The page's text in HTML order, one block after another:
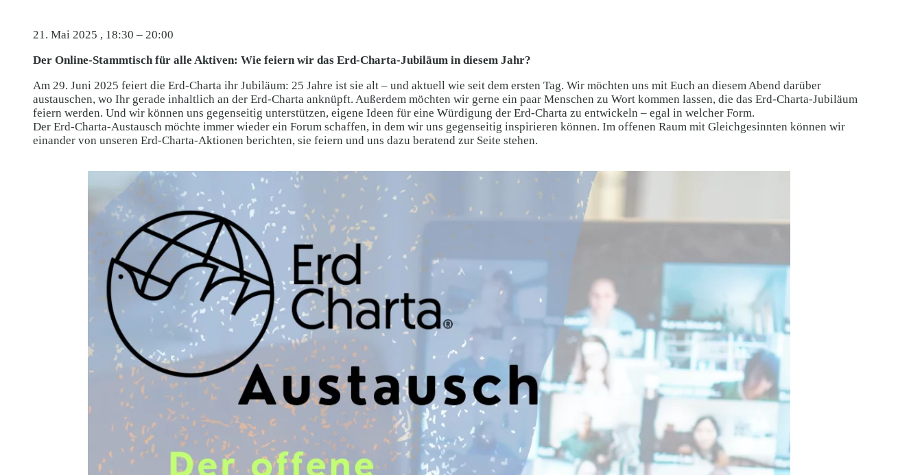
21. Mai 2025 , 18:30 – 20:00
Der Online-Stammtisch für alle Aktiven: Wie feiern wir das Erd-Charta-Jubiläum in diesem Jahr?
Am 29. Juni 2025 feiert die Erd-Charta ihr Jubiläum: 25 Jahre ist sie alt – und aktuell wie seit dem ersten Tag. Wir möchten uns mit Euch an diesem Abend darüber
austauschen, wo Ihr gerade inhaltlich an der Erd-Charta anknüpft. Außerdem möchten wir gerne ein paar Menschen zu Wort kommen lassen, die das Erd-Charta-Jubiläum
feiern werden. Und wir können uns gegenseitig unterstützen, eigene Ideen für eine Würdigung der Erd-Charta zu entwickeln – egal in welcher Form.
Der Erd-Charta-Austausch möchte immer wieder ein Forum schaffen, in dem wir uns gegenseitig inspirieren können. Im offenen Raum mit Gleichgesinnten können wir
einander von unseren Erd-Charta-Aktionen berichten, sie feiern und uns dazu beratend zur Seite stehen.